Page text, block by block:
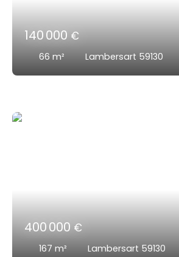
140 000 €
66 m² Lambersart 59130
400 000 €
167 m² Lambersart 59130